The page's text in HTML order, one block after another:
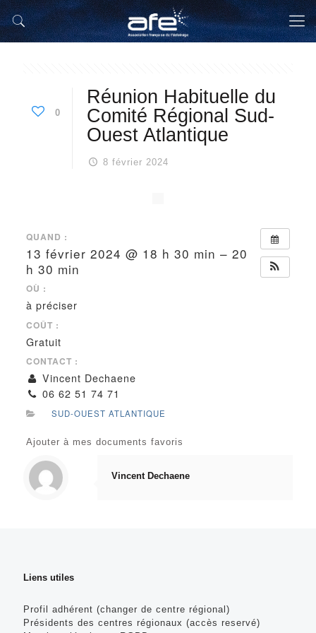
0
Réunion Habituelle du
Comité Régional Sud-
Ouest Atlantique
8 février 2024
QUAND :
13 février 2024 @ 18 h 30 min – 20
h 30 min
OÙ :
à préciser
COÛT :
Gratuit
CONTACT :
Vincent Dechaene
06 62 51 74 71
SUD-OUEST ATLANTIQUE
Ajouter à mes documents favoris
Vincent Dechaene
Liens utiles
Profil adhérent (changer de centre régional)
Présidents des centres régionaux (accès reservé)